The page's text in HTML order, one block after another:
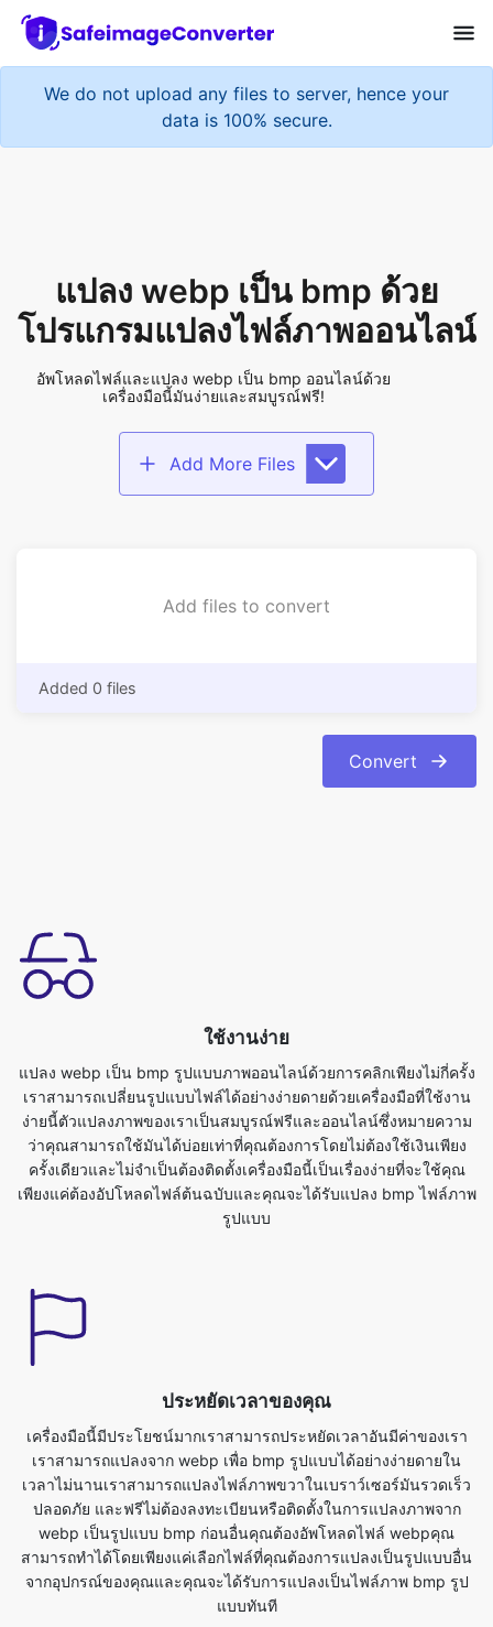
We do not upload any files to server, hence your
data is 100% secure.
อัพโหลดไฟล์และแปลง webp เป็น bmp ออนไลน์ด้วย
เครื่องมือนี้มันง่ายและสมบูรณ์ฟรี!
Add More Files
แปลง webp เป็น bmp รูปแบบภาพออนไลน์ด้วยการคลิกเพียงไม่กี่ครั้ง
เราสามารถเปลี่ยนรูปแบบไฟล์ได้อย่างง่ายดายด้วยเครื่องมือที่ใช้งาน
ง่ายนี้ตัวแปลงภาพของเราเป็นสมบูรณ์ฟรีและออนไลน์ซึ่งหมายความ
ว่าคุณสามารถใช้มันได้บ่อยเท่าที่คุณต้องการโดยไม่ต้องใช้เงินเพียง
ครั้งเดียวและไม่จำเป็นต้องติดตั้งเครื่องมือนี้เป็นเรื่องง่ายที่จะใช้คุณ
เพียงแค่ต้องอัปโหลดไฟล์ต้นฉบับและคุณจะได้รับแปลง bmp ไฟล์ภาพ
รูปแบบ
เครื่องมือนี้มีประโยชน์มากเราสามารถประหยัดเวลาอันมีค่าของเรา
เราสามารถแปลงจาก webp เพื่อ bmp รูปแบบได้อย่างง่ายดายใน
เวลาไม่นานเราสามารถแปลงไฟล์ภาพขวาในเบราว์เซอร์มันรวดเร็ว
ปลอดภัย และฟรีไม่ต้องลงทะเบียนหรือติดตั้งในการแปลงภาพจาก
webp เป็นรูปแบบ bmp ก่อนอื่นคุณต้องอัพโหลดไฟล์ webpคุณ
สามารถทำได้โดยเพียงแค่เลือกไฟล์ที่คุณต้องการแปลงเป็นรูปแบบอื่น
จากอุปกรณ์ของคุณและคุณจะได้รับการแปลงเป็นไฟล์ภาพ bmp รูป
แบบทันที